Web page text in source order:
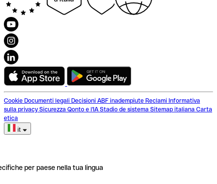
Cookie Documenti legali Decisioni ABF inadempiute Reclami Informativa
sulla privacy Sicurezza Qonto e l'IA Stadio de sistema Sitemap italiana Carta
etica
it
per paese nella tua lingua